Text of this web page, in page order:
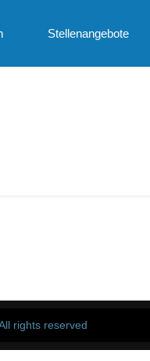
Stellenangebote
rights reserved